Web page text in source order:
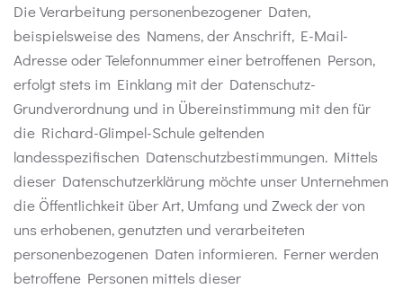
Die Verarbeitung personenbezogener Daten,
beispielsweise des Namens, der Anschrift, E-Mail-
Adresse oder Telefonnummer einer betroffenen Person,
erfolgt stets im Einklang mit der Datenschutz-
Grundverordnung und in Übereinstimmung mit den für
die Richard-Glimpel-Schule geltenden
landesspezifischen Datenschutzbestimmungen. Mittels
dieser Datenschutzerklärung möchte unser Unternehmen
die Öffentlichkeit über Art, Umfang und Zweck der von
uns erhobenen, genutzten und verarbeiteten
personenbezogenen Daten informieren. Ferner werden
betroffene Personen mittels dieser